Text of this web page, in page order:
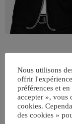
ÉCRIT PAR:JEAN-
Nous utilisons
offrir
préférences et
accepter », vous
cookies.
des cookies »